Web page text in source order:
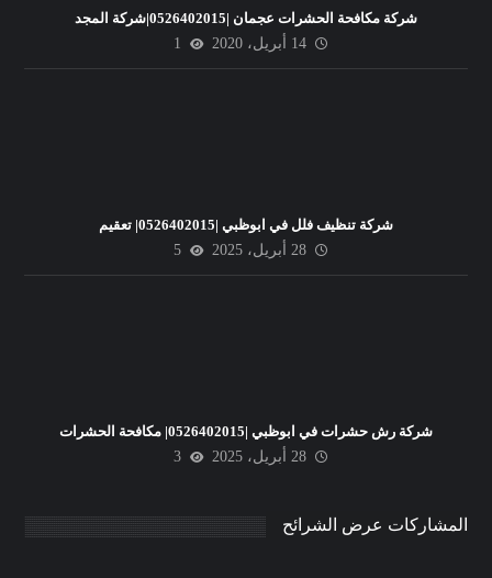
شركة مكافحة الحشرات عجمان |0526402015|شركة المجد
14 أبريل، 2020
1
شركة تنظيف فلل في ابوظبي |0526402015| تعقيم
28 أبريل، 2025
5
شركة رش حشرات في ابوظبي |0526402015| مكافحة الحشرات
28 أبريل، 2025
3
المشاركات عرض الشرائح